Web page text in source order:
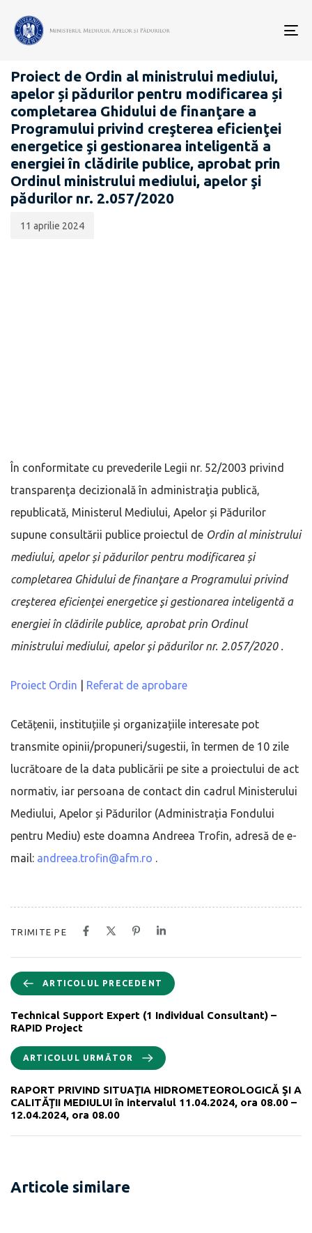
PROIECTE ACTE NORMATIVE
Proiect de Ordin al ministrului mediului,
apelor și pădurilor pentru modificarea și
completarea Ghidului de finanţare a
Programului privind creşterea eficienţei
energetice şi gestionarea inteligentă a
energiei în clădirile publice, aprobat prin
Ordinul ministrului mediului, apelor şi
pădurilor nr. 2.057/2020
publicării:
11 aprilie 2024
În conformitate cu prevederile Legii nr. 52/2003 privind
transparenţa decizională în administraţia publică,
republicată, Ministerul Mediului, Apelor și Pădurilor
supune consultării publice proiectul de Ordin al ministrului
mediului, apelor și pădurilor pentru modificarea și
completarea Ghidului de finanţare a Programului privind
creşterea eficienţei energetice şi gestionarea inteligentă a
energiei în clădirile publice, aprobat prin Ordinul
ministrului mediului, apelor şi pădurilor nr. 2.057/2020 .
Proiect Ordin Referat de aprobare
Cetățenii, instituțiile și organizațiile interesate pot
transmite opinii/propuneri/sugestii, în termen de 10 zile
lucrătoare de la data publicării pe site a proiectului de act
normativ, iar persoana de contact din cadrul Ministerului
Mediului, Apelor și Pădurilor (Administrația Fondului
pentru Mediu) este doamna Andreea Trofin, adresă de e-
mail: andreea.trofin@afm.ro .
TRIMITE PE
ARTICOLUL PRECEDENT
Technical Support Expert (1 Individual Consultant) –
RAPID Project
ARTICOLUL URMĂTOR
RAPORT PRIVIND SITUAŢIA HIDROMETEOROLOGICĂ ŞI A
CALITĂŢII MEDIULUI în intervalul 11.04.2024, ora 08.00 –
12.04.2024, ora 08.00
Articole similare